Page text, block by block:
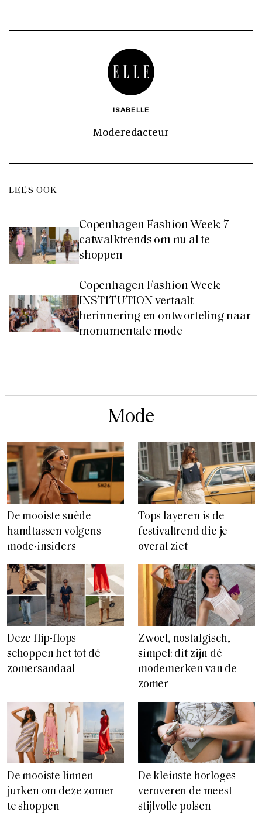
ISABELLE
Moderedacteur
LEES OOK
Copenhagen Fashion Week: 7
catwalktrends om nu al te
shoppen
Copenhagen Fashion Week:
INSTITUTION vertaalt
herinnering en ontworteling naar
monumentale mode
Mode
De mooiste suède
handtassen volgens
mode-insiders
Tops layeren is de
festivaltrend die je
overal ziet
Deze flip-flops
schoppen het tot dé
zomersandaal
Zwoel, nostalgisch,
simpel: dit zijn dé
modemerken van de
zomer
De mooiste linnen
jurken om deze zomer
te shoppen
De kleinste horloges
veroveren de meest
stijlvolle polsen